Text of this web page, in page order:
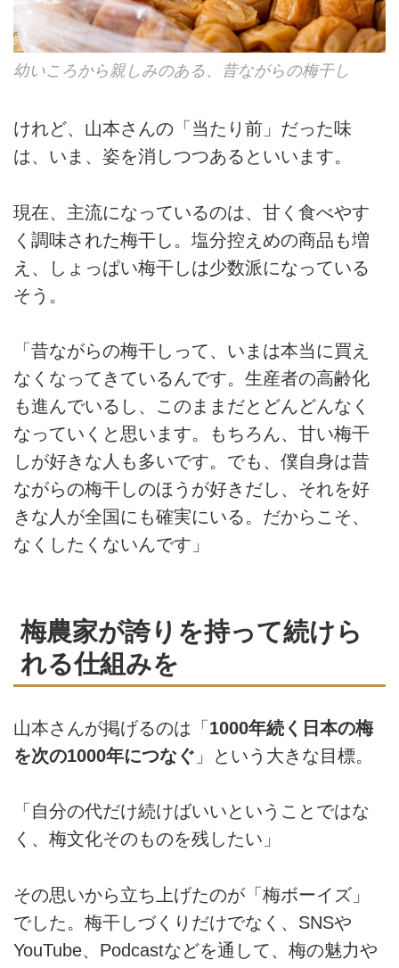
幼いころから親しみのある、昔ながらの梅干し
けれど、山本さんの「当たり前」だった味
は、いま、姿を消しつつあるといいます。
現在、主流になっているのは、甘く食べやす
く調味された梅干し。塩分控えめの商品も増
え、しょっぱい梅干しは少数派になっている
そう。
「昔ながらの梅干しって、いまは本当に買え
なくなってきているんです。生産者の高齢化
も進んでいるし、このままだとどんどんなく
なっていくと思います。もちろん、甘い梅干
しが好きな人も多いです。でも、僕自身は昔
ながらの梅干しのほうが好きだし、それを好
きな人が全国にも確実にいる。だからこそ、
なくしたくないんです」
梅農家が誇りを持って続けら
れる仕組みを
山本さんが掲げるのは「 1000年続く日本の梅
を次の1000年につなぐ 」という大きな目標。
「自分の代だけ続けばいいということではな
く、梅文化そのものを残したい」
その思いから立ち上げたのが「梅ボーイズ」
でした。梅干しづくりだけでなく、SNSや
YouTube、Podcastなどを通して、梅の魅力や